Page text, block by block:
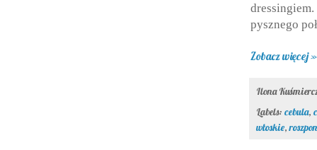
pysznego
Zobacz więcej »
Ilona
Labels: cebula,
włoskie,